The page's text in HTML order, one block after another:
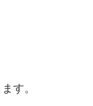
す。